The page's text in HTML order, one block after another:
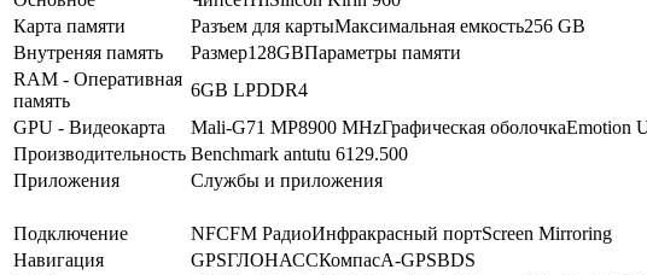
Карта памяти
Разъем для картыМаксимальная емкость256 GB
Внутреняя память
Размер128GBПараметры памяти
RAM - Оперативная
память
6GB LPDDR4
GPU - Видеокарта
Mali-G71 MP8900 MHzГрафическая оболочкаEmotion
Производительность Benchmark antutu 6129.500
Приложения
Службы и приложения
Подключение
NFCFM РадиоИнфракрасный портScreen Mirroring
Навигация
GPSГЛОНАССКомпасA-GPSBDS